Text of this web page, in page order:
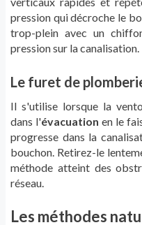
pression qui décroche le
trop-plein avec un
pression sur la canalisation.
Le furet de
Il s'utilise lorsque la
dans l'évacuation en le
progresse dans la
bouchon. Retirez-le
méthode atteint des
réseau.
Les méthodes